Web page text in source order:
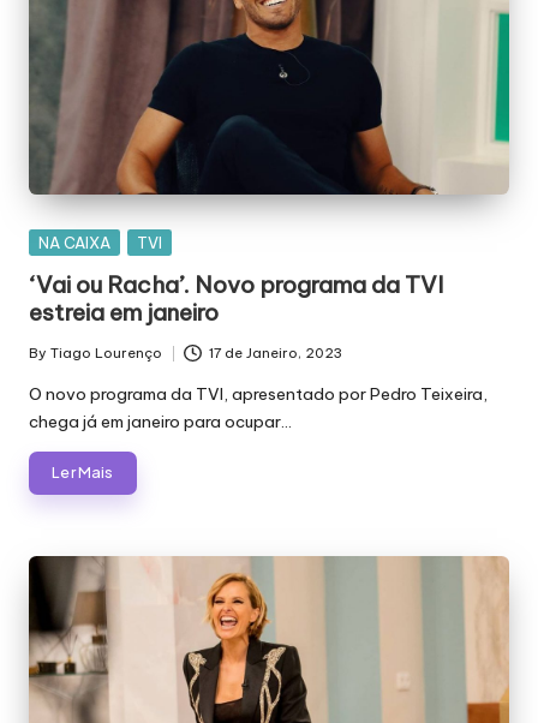
Posted
NA CAIXA TVI
‘Vai ou Racha’. Novo programa da TVI
estreia em janeiro
Posted
by
By Tiago Lourenço 17 de Janeiro, 2023
O novo programa da TVI, apresentado por Pedro Teixeira,
chega já em janeiro para ocupar…
Ler Mais